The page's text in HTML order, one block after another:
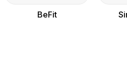
BeFit